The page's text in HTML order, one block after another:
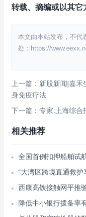
转载、摘编或以其它
本文由本站发布，不代
处：https://
上一篇：新股新闻|嘉
身免疫疗法
下一篇：专家:上海综合
相关推荐
全国首例扣押船舶试
“大湾区跨境直通救
西康高铁接触网平推
降低中小银行拨备率